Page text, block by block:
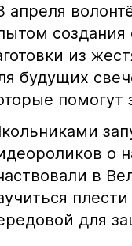
апреля
создания
из
будущих
о
в
для